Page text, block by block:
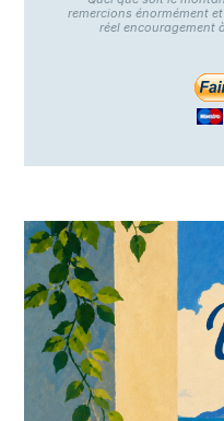
remercions énormément
réel encouragement